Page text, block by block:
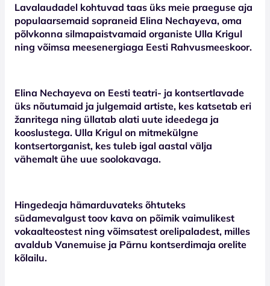
Lavalaudadel kohtuvad taas üks meie praeguse aja
populaarsemaid sopraneid Elina Nechayeva, oma
põlvkonna silmapaistvamaid organiste Ulla Krigul
ning võimsa meesenergiaga Eesti Rahvusmeeskoor.
Elina Nechayeva on Eesti teatri- ja kontsertlavade
üks nõutumaid ja julgemaid artiste, kes katsetab eri
žanritega ning üllatab alati uute ideedega ja
kooslustega. Ulla Krigul on mitmekülgne
kontsertorganist, kes tuleb igal aastal välja
vähemalt ühe uue soolokavaga.
Hingedeaja hämarduvateks õhtuteks
südamevalgust toov kava on põimik vaimulikest
vokaalteostest ning võimsatest orelipaladest, milles
avaldub Vanemuise ja Pärnu kontserdimaja orelite
kõlailu.